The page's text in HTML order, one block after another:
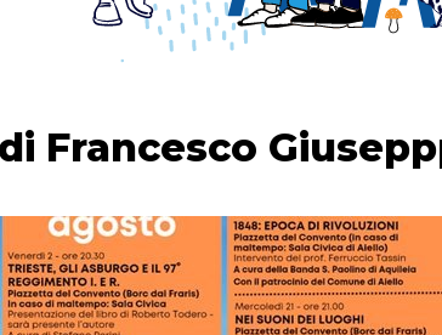
Francesco